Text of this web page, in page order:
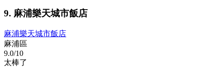
9. 麻浦樂天城市飯店
麻浦樂天城市飯店
麻浦區
9.0/10
太棒了